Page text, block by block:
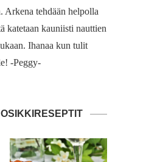
Arkena tehdään helpolla
katetaan kauniisti nauttien
Ihanaa kun tulit
-Peggy-